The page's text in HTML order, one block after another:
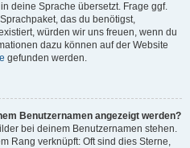
deine Sprache übersetzt. Frage ggf.
das du benötigst,
würden wir uns freuen, wenn du
dazu können auf der Website
gefunden werden.
Benutzernamen angezeigt werden?
bei deinem Benutzernamen stehen.
Rang verknüpft: Oft sind dies Sterne,